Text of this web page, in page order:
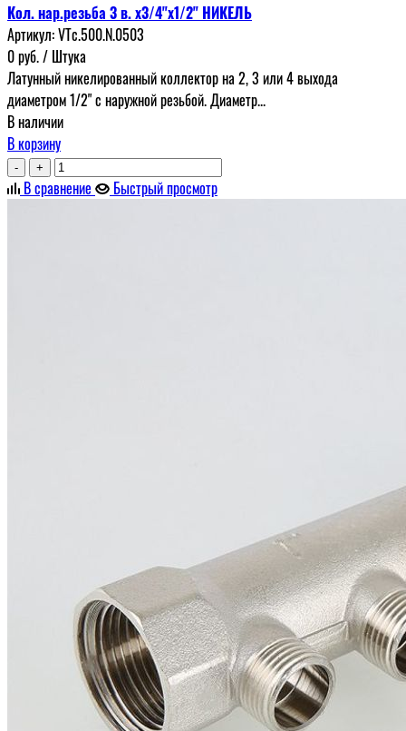
Кол. нар.резьба 3 в. х3/4"х1/2" НИКЕЛЬ
Артикул:VTc.500.N.0503
0руб./ Штука
Латунный никелированный коллектор на 2, 3 или 4 выхода
диаметром 1/2" с наружной резьбой. Диаметр...
В наличии
В корзину
- +
В сравнение Быстрый просмотр